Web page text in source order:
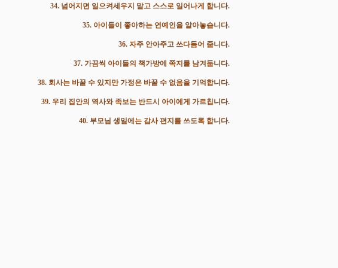
34. 넘어지면 일으켜세우지 말고 스스로 일어나게 합니다.
35. 아이들이 좋아하는 연예인을 알아놓습니다.
36. 자주 안아주고 쓰다듬어 줍니다.
37. 가끔씩 아이들의 책가방에 쪽지를 남겨둡니다.
38. 회사는 바꿀 수 있지만 가정은 바꿀 수 없음을 기억합니다.
39. 우리 집안의 역사와 족보는 반드시 아이에게 가르칩니다.
40. 부모님 생일에는 감사 편지를 쓰도록 합니다.